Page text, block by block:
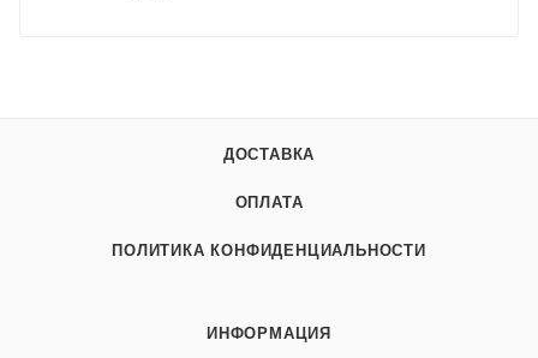
ДОСТАВКА
ОПЛАТА
ПОЛИТИКА КОНФИДЕНЦИАЛЬНОСТИ
ИНФОРМАЦИЯ